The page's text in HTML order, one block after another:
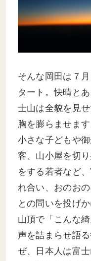
そんな岡田は７
タート。快晴と
士山は全貌を見
胸を膨らませます
小さな子どもや
客、山小屋を切
をする若者など
れ合い、おのお
との問いを投げ
山頂で「こんな
声を詰まらせ語
ぜ、日本人は富